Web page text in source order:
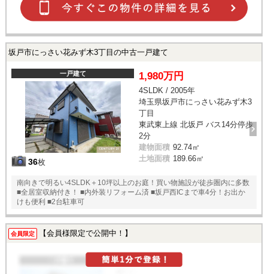
坂戸市にっさい花みず木3丁目の中古一戸建て
一戸建て
36枚
1,980万円
4SLDK / 2005年
埼玉県坂戸市にっさい花みず木3
丁目
東武東上線 北坂戸 バス14分停歩
2分
建物面積 92.74㎡
土地面積 189.66㎡
南向きで明るい4SLDK＋10坪以上のお庭！買い物施設が徒歩圏内に多数
■全居室収納付き！ ■内外装リフォーム済 ■坂戸西ICまで車4分！お出か
けも便利 ■2台駐車可
会員限定 【会員様限定で公開中！】